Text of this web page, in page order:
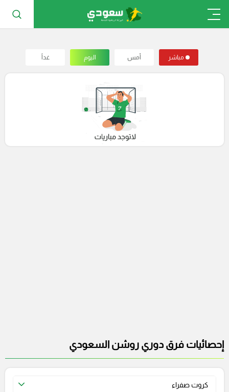
مباشر أمس اليوم غداً
إحصائيات فرق دوري روشن السعودي
كروت صفراء